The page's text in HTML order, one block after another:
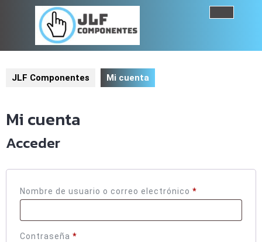
de
JLF Componentes Mi cuenta
Mi cuenta
Acceder
Nombre de usuario o correo electrónico *Obligatorio
Contraseña *Obligatorio